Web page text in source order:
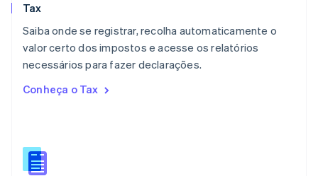
Tax
Saiba onde se registrar, recolha automaticamente o
valor certo dos impostos e acesse os relatórios
necessários para fazer declarações.
Conheça o Tax
Noruega
English
Nova Zelândia
Países Baixos
Portugal
Português